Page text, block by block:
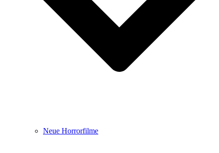
Neue Horrorfilme